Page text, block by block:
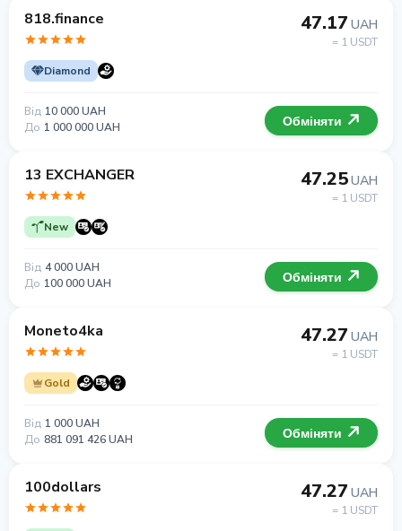
818.finance
Diamond
47.17 UAH
= 1 USDT
Від 10 000 UAH
До 1 000 000 UAH Обміняти
13 EXCHANGER
New
47.25UAH
= 1 USDT
Від 4 000 UAH
До 100 000 UAH Обміняти
Moneto4ka
Gold
47.27 UAH
= 1 USDT
Від 1 000 UAH
До 881 091 426 UAH Обміняти
100dollars 47.27 UAH
= 1 USDT